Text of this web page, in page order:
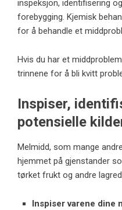
inspeksjon, identifisering
forebygging. Kjemisk
for å behandle et
Hvis du har et
trinnene for å bli kvitt
Inspiser,
potensielle
Melmidd, som mange
hjemmet på gjenstander
tørket frukt og andre
Inspiser varene dine